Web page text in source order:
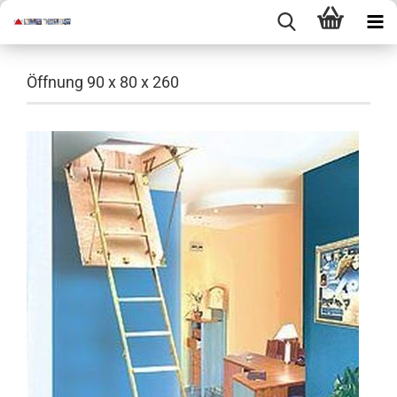
Öffnung 90 x 80 x 260